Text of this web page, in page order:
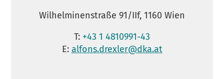
Wilhelminenstraße 91/IIf, 1160 Wien
T: +43 1 4810991-43
E: alfons.drexler@dka.at